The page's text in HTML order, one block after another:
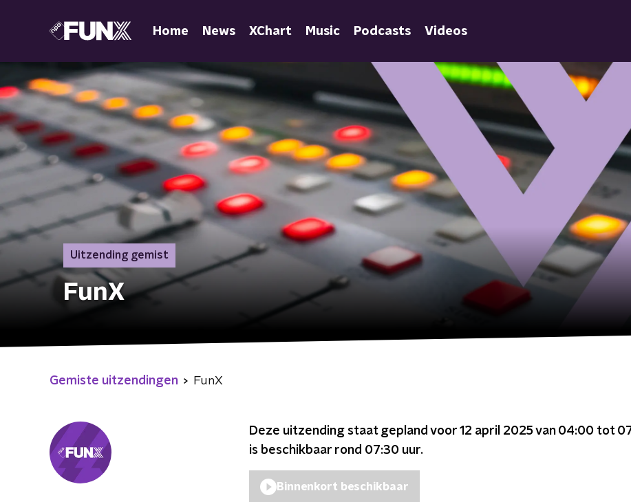
Home News XChart Music Podcasts Videos
Uitzending gemist
FunX
Gemiste uitzendingen FunX
Deze uitzending staat gepland voor 12 april 2025 van 04:00 tot
is beschikbaar rond 07:30 uur.
Binnenkort beschikbaar